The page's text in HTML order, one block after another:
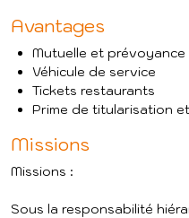
Avantages
Mutuelle et prévoyance
Véhicule de service
Tickets restaurants
Prime de titularisation
Missions
Missions :
Sous la responsabilité